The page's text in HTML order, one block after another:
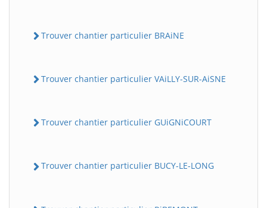
Trouver chantier particulier BRAiNE
Trouver chantier particulier VAiLLY-SUR-AiSNE
Trouver chantier particulier GUiGNiCOURT
Trouver chantier particulier BUCY-LE-LONG